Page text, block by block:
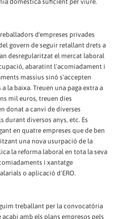
d'empreses privades
govern de seguir retallant drets a
desregularitzat el mercat laboral
abaratint l'acomiadament i
massius sinó s'accepten
la baixa. Treuen una paga extra a
mil euros, treuen dies
donat a canvi de diverses
durant diversos anys, etc. Es
en quatre empreses que de ben
una nova usurpació de la
la reforma laboral en tota la seva
i xantatge
o aplicació d'ERO.
treballant per la convocatòria
amb els plans empresos pels